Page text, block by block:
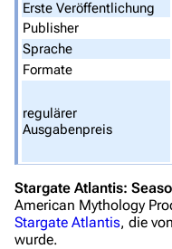
Stargate
Stargate-
Das
Personen
Erste Veröffentlichung
Publisher
Sprache
Formate
regulärer
Ausgabenpreis
Stargate Atlantis:
American Mythology
Stargate Atlantis, die
wurde.